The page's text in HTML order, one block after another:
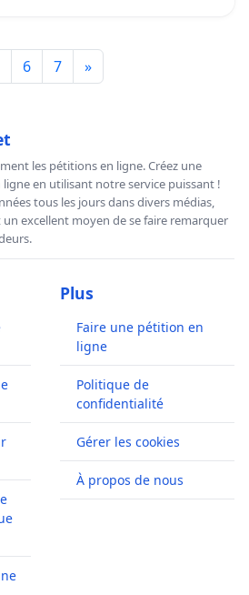
6 7 »
les pétitions en ligne. Créez une
en utilisant notre service puissant !
tous les jours dans divers médias,
excellent moyen de se faire remarquer
Plus
Faire une pétition en
ligne
Politique de
confidentialité
Gérer les cookies
À propos de nous